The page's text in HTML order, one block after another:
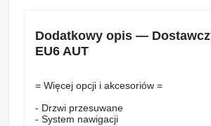
Dodatkowy opis —
EU6 AUT
= Więcej opcji i akcesoriów =
- Drzwi przesuwane
- System nawigacji